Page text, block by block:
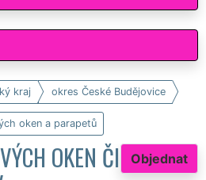
kraj okres České Budějovice
oken a parapetů
Objednat
OKEN ČI